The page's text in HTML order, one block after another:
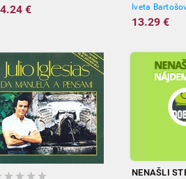
€
2012
Iveta
13.29 €
NENAŠLI